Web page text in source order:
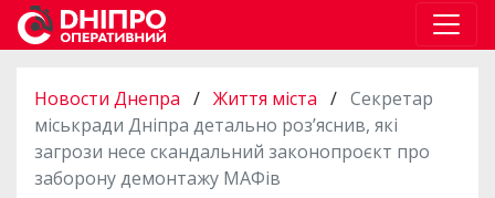
Новости Днепра / Життя міста / Секретар
міськради Дніпра детально розʼяснив, які
загрози несе скандальний законопроєкт про
заборону демонтажу МАФів